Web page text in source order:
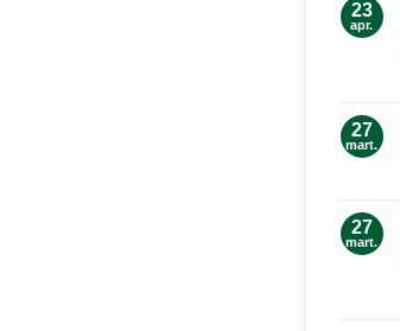
23
apr.
27
mart.
27
mart.